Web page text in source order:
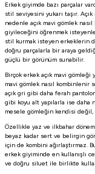
Erkek giyimde bazı parçalar
stil seviyesini yukarı taşır.
nedenle açık mavi gömlek
giyileceğini öğrenmek
stil kurmak isteyen erkeklerin
doğru parçalarla bir araya
güçlü bir görünüm sunabilir.
Birçok erkek açık mavi gömleği
mavi gömlek nasıl kombinlenir
açık gri gibi daha ferah
gibi koyu alt yapılarla ise daha
mesele gömleğin kendisi
Özellikle yaz ve ilkbahar
beyaz kadar sert ve belirgin
için de kombini ağırlaştırmaz.
erkek giyiminde en kullanışlı
ve doğru siluet ile birlikte